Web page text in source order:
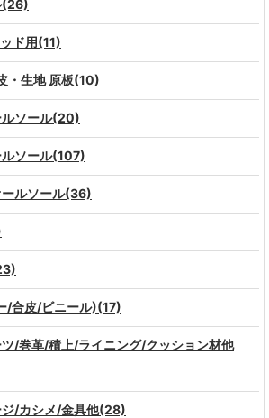
(26)
ド用(11)
・生地 原板(10)
ルソール(20)
ソール(107)
ールソール(36)
/合皮/ビニール)(17)
ツ/巻革/積上/ライニング/クッション材他
ジ/カシメ/金具他(28)